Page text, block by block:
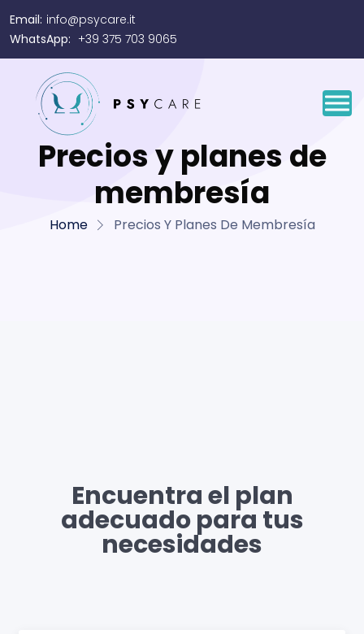
Email: info@psycare.it
WhatsApp: +39 375 703 9065
Precios y planes de
membresía
Home Precios Y Planes De Membresía
Encuentra el plan
adecuado para tus
necesidades